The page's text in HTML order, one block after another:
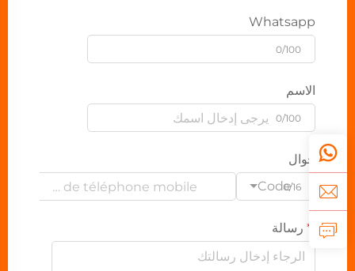
Whatsapp
0/100
الاسم
0/100
جوال
Code0/16
رسالة